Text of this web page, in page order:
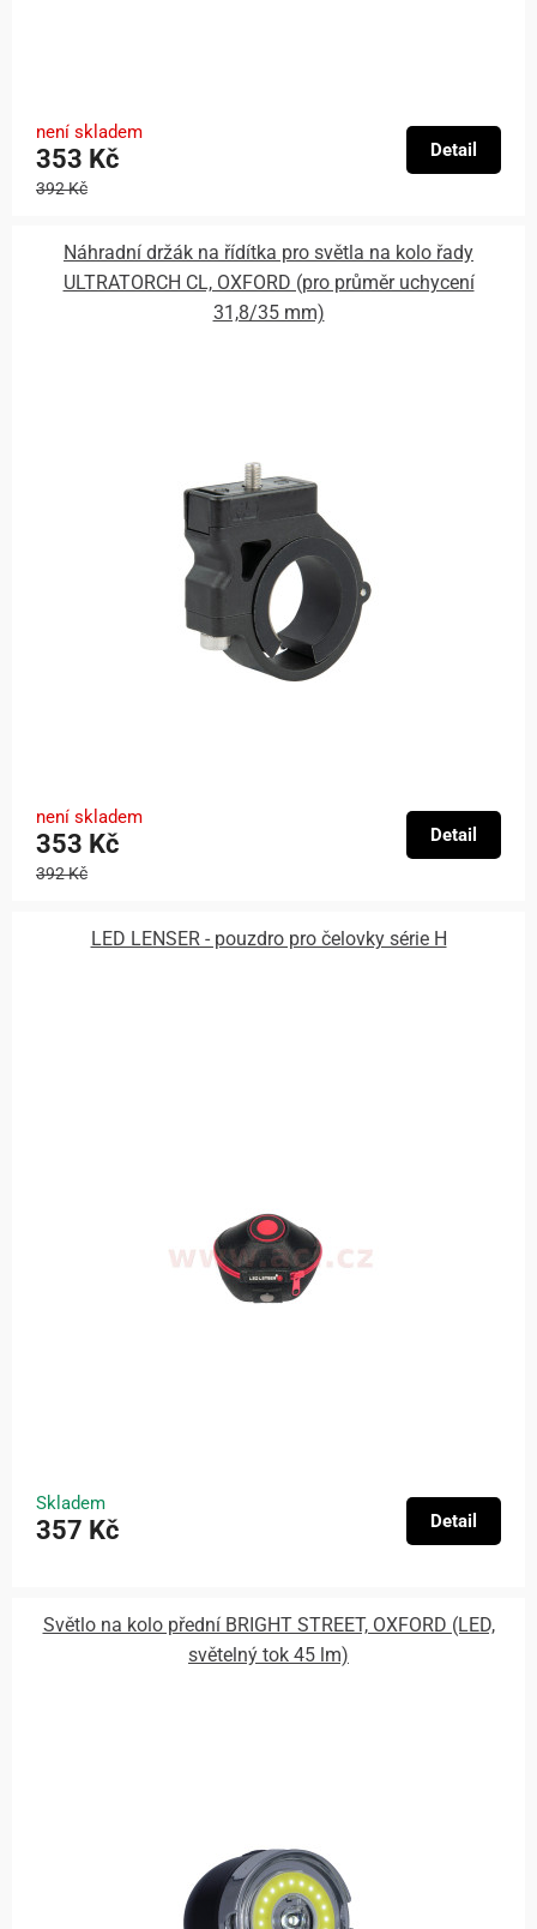
není skladem
353 Kč
392 Kč
Detail
Náhradní držák na řídítka pro světla na kolo řady
ULTRATORCH CL, OXFORD (pro průměr uchycení
31,8/35 mm)
není skladem
353 Kč
392 Kč
Detail
LED LENSER - pouzdro pro čelovky série H
Skladem
357 Kč Detail
Světlo na kolo přední BRIGHT STREET, OXFORD (LED,
světelný tok 45 lm)